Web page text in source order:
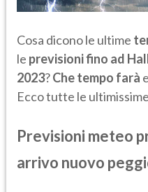
Cosa dicono le ultime
le previsioni fino ad
2023?Che tempo farà
Ecco tutte le
Previsioni meteo
arrivo nuovo